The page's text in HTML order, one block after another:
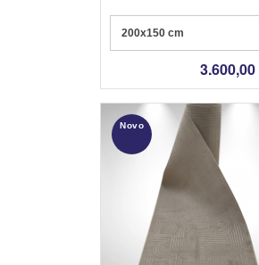
Poliester - Nonslip gel
200x150 cm
3.600,00
Novo